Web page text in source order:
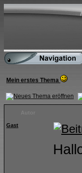
Mein erstes Thema
Gast